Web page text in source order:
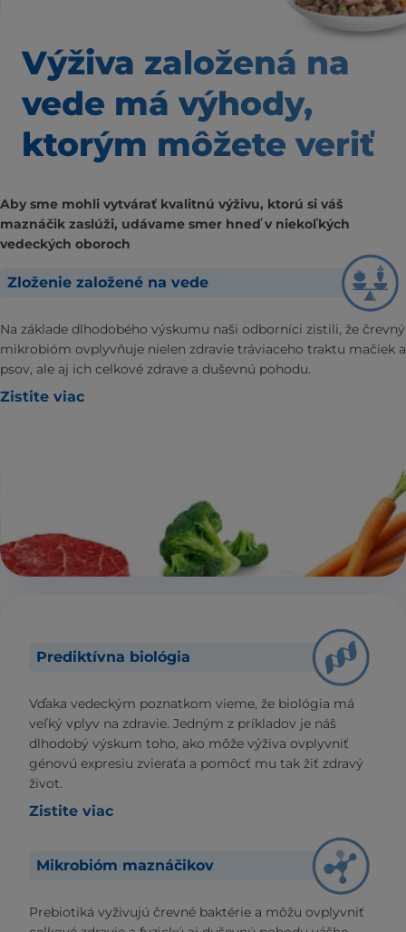
Výživa založená na
vede má výhody,
ktorým môžete veriť
Aby sme mohli vytvárať kvalitnú výživu, ktorú si váš
maznáčik zaslúži, udávame smer hneď v niekoľkých
vedeckých oboroch
Zloženie založené na vede
Na základe dlhodobého výskumu naši odborníci zistili, že črevný
mikrobióm ovplyvňuje nielen zdravie tráviaceho traktu mačiek a
psov, ale aj ich celkové zdrave a duševnú pohodu.
Zistite viac
Prediktívna biológia
Vďaka vedeckým poznatkom vieme, že biológia má
veľký vplyv na zdravie. Jedným z príkladov je náš
dlhodobý výskum toho, ako môže výživa ovplyvniť
génovú expresiu zvieraťa a pomôcť mu tak žiť zdravý
život.
Zistite viac
Mikrobióm maznáčikov
Prebiotiká vyživujú črevné baktérie a môžu ovplyvniť